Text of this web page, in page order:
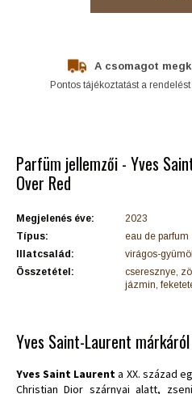
A csomagot
Pontos tájékoztatást a
Parfüm jellemzői - Yves
Over Red
Megjelenés éve:
2023
Típus:
eau de parfum
Illatcsalád:
virágos-
Összetétel:
cseresznye,
jázmin,
Yves Saint-Laurent márkáról
Yves Saint Laurenta XX. század
Christian Dior szárnyai alatt,